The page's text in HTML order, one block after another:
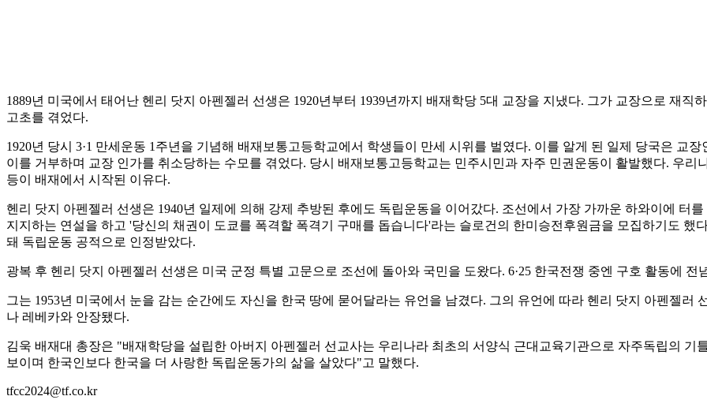
1889년 미국에서 태어난 헨리 닷지 아펜젤러 선생은 1920년부터 1939년까지 배재학당 5대 교장을 지냈다. 그가 교장으로 재
고초를 겪었다.
1920년 당시 3·1 만세운동 1주년을 기념해 배재보통고등학교에서 학생들이 만세 시위를 벌였다. 이를 알게 된 일제 당국은 교
이를 거부하며 교장 인가를 취소당하는 수모를 겪었다. 당시 배재보통고등학교는 민주시민과 자주 민권운동이 활발했다. 우
등이 배재에서 시작된 이유다.
헨리 닷지 아펜젤러 선생은 1940년 일제에 의해 강제 추방된 후에도 독립운동을 이어갔다. 조선에서 가장 가까운 하와이에 터
지지하는 연설을 하고 '당신의 채권이 도쿄를 폭격할 폭격기 구매를 돕습니다'라는 슬로건의 한미승전후원금을 모집하기도 했
돼 독립운동 공적으로 인정받았다.
광복 후 헨리 닷지 아펜젤러 선생은 미국 군정 특별 고문으로 조선에 돌아와 국민을 도왔다. 6·25 한국전쟁 중엔 구호 활동에
그는 1953년 미국에서 눈을 감는 순간에도 자신을 한국 땅에 묻어달라는 유언을 남겼다. 그의 유언에 따라 헨리 닷지 아펜젤러
나 레베카와 안장됐다.
김욱 배재대 총장은 "배재학당을 설립한 아버지 아펜젤러 선교사는 우리나라 최초의 서양식 근대교육기관으로 자주독립의
보이며 한국인보다 한국을 더 사랑한 독립운동가의 삶을 살았다"고 말했다.
tfcc2024@tf.co.kr